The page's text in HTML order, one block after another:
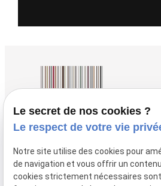
Le secret de nos cookies ?
Le respect de votre vie
Notre site utilise des cookies pour
de navigation et vous offrir un
cookies strictement nécessaires